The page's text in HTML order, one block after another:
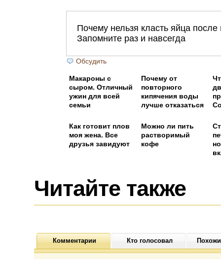
Обсудить
Макароны с
сыром. Отличный
ужин для всей
семьи
Почему от
повторного
кипячения воды
лучше отказаться
Как готовит плов
моя жена. Все
друзья завидуют
Можно ли пить
растворимый
кофе
Читайте также
Комментарии Кто голосовал